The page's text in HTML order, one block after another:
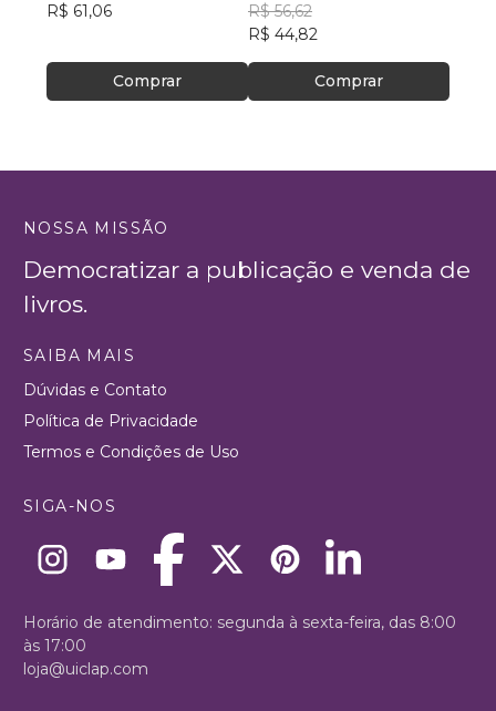
R$ 61,06
Comprar
R$ 56,62
R$ 44,82
Comprar
NOSSA MISSÃO
Democratizar a publicação e venda de
livros.
SAIBA MAIS
Dúvidas e Contato
Política de Privacidade
Termos e Condições de Uso
SIGA-NOS
Horário de atendimento: segunda à sexta-feira, das 8:00
às 17:00
loja@uiclap.com